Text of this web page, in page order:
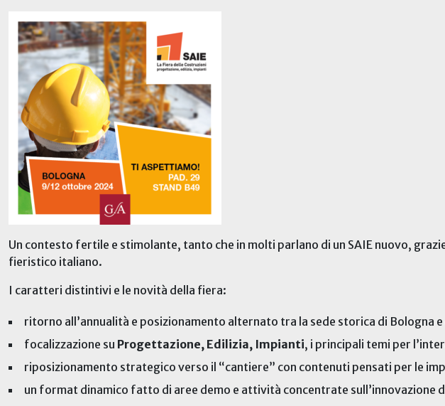
Un contesto fertile e stimolante, tanto che in molti parlano di un SAIE nuovo,
fieristico italiano.
I caratteri distintivi e le novità della fiera:
ritorno all’annualità e posizionamento alternato tra la sede storica di
focalizzazione su Progettazione, Edilizia, Impianti, i principali temi per
riposizionamento strategico verso il “cantiere” con contenuti pensati per le
un format dinamico fatto di aree demo e attività concentrate